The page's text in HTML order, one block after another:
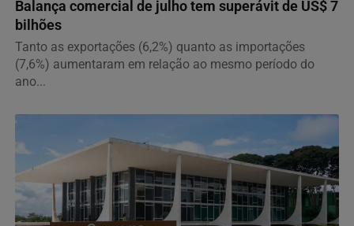
Balança comercial de julho tem superávit de US$ 7
bilhões
Tanto as exportações (6,2%) quanto as importações
(7,6%) aumentaram em relação ao mesmo período do
ano...